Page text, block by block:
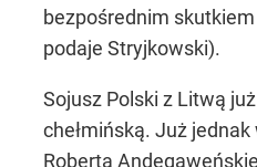
bezpośrednim
podaje Stryjkowski).
Sojusz Polski z Litwą
chełmińską. Już
Roberta